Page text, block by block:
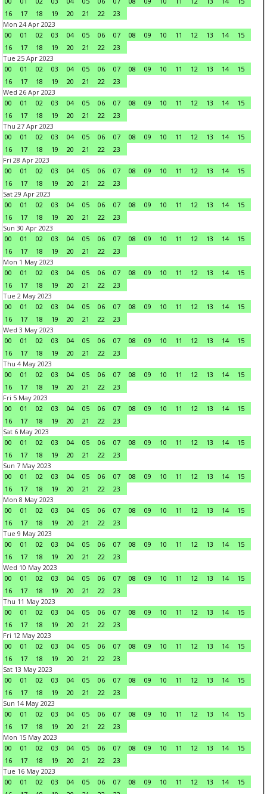
16
17 18 19 20 21 22
23
Mon 24 Apr 2023
00
01 02 03 04 05 06 07 08 09 10 11 12 13 14
15
16
17 18 19 20 21 22
23
Tue 25 Apr 2023
00
01 02 03 04 05 06 07 08 09 10 11 12 13 14
15
16
17 18 19 20 21 22
23
Wed 26 Apr 2023
00
01 02 03 04 05 06 07 08 09 10 11 12 13 14
15
16
17 18 19 20 21 22
23
Thu 27 Apr 2023
00
01 02 03 04 05 06 07 08 09 10 11 12 13 14
15
16
17 18 19 20 21 22
23
Fri 28 Apr 2023
00
01 02 03 04 05 06 07 08 09 10 11 12 13 14
15
16
17 18 19 20 21 22
23
Sat 29 Apr 2023
00
01 02 03 04 05 06 07 08 09 10 11 12 13 14
15
16
17 18 19 20 21 22
23
Sun 30 Apr 2023
00
01 02 03 04 05 06 07 08 09 10 11 12 13 14
15
16
17 18 19 20 21 22
23
Mon 1 May 2023
00
01 02 03 04 05 06 07 08 09 10 11 12 13 14
15
16
17 18 19 20 21 22
23
Tue 2 May 2023
00
01 02 03 04 05 06 07 08 09 10 11 12 13 14
15
16
17 18 19 20 21 22
23
Wed 3 May 2023
00
01 02 03 04 05 06 07 08 09 10 11 12 13 14
15
16
17 18 19 20 21 22
23
Thu 4 May 2023
00
01 02 03 04 05 06 07 08 09 10 11 12 13 14
15
16
17 18 19 20 21 22
23
Fri 5 May 2023
00
01 02 03 04 05 06 07 08 09 10 11 12 13 14
15
16
17 18 19 20 21 22
23
Sat 6 May 2023
00
01 02 03 04 05 06 07 08 09 10 11 12 13 14
15
16
17 18 19 20 21 22
23
Sun 7 May 2023
00
01 02 03 04 05 06 07 08 09 10 11 12 13 14
15
16
17 18 19 20 21 22
23
Mon 8 May 2023
00
01 02 03 04 05 06 07 08 09 10 11 12 13 14
15
16
17 18 19 20 21 22
23
Tue 9 May 2023
00
01 02 03 04 05 06 07 08 09 10 11 12 13 14
15
16
17 18 19 20 21 22
23
Wed 10 May 2023
00
01 02 03 04 05 06 07 08 09 10 11 12 13 14
15
16
17 18 19 20 21 22
23
Thu 11 May 2023
00
01 02 03 04 05 06 07 08 09 10 11 12 13 14
15
16
17 18 19 20 21 22
23
Fri 12 May 2023
00
01 02 03 04 05 06 07 08 09 10 11 12 13 14
15
16
17 18 19 20 21 22
23
Sat 13 May 2023
00
01 02 03 04 05 06 07 08 09 10 11 12 13 14
15
16
17 18 19 20 21 22
23
Sun 14 May 2023
00
01 02 03 04 05 06 07 08 09 10 11 12 13 14
15
16
17 18 19 20 21 22
23
Mon 15 May 2023
00
01 02 03 04 05 06 07 08 09 10 11 12 13 14
15
16
17 18 19 20 21 22
23
Tue 16 May 2023
00
01 02 03 04 05 06 07 08 09 10 11 12 13 14
15